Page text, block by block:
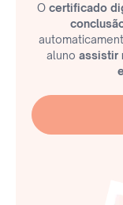
O certificado
aluno assistir